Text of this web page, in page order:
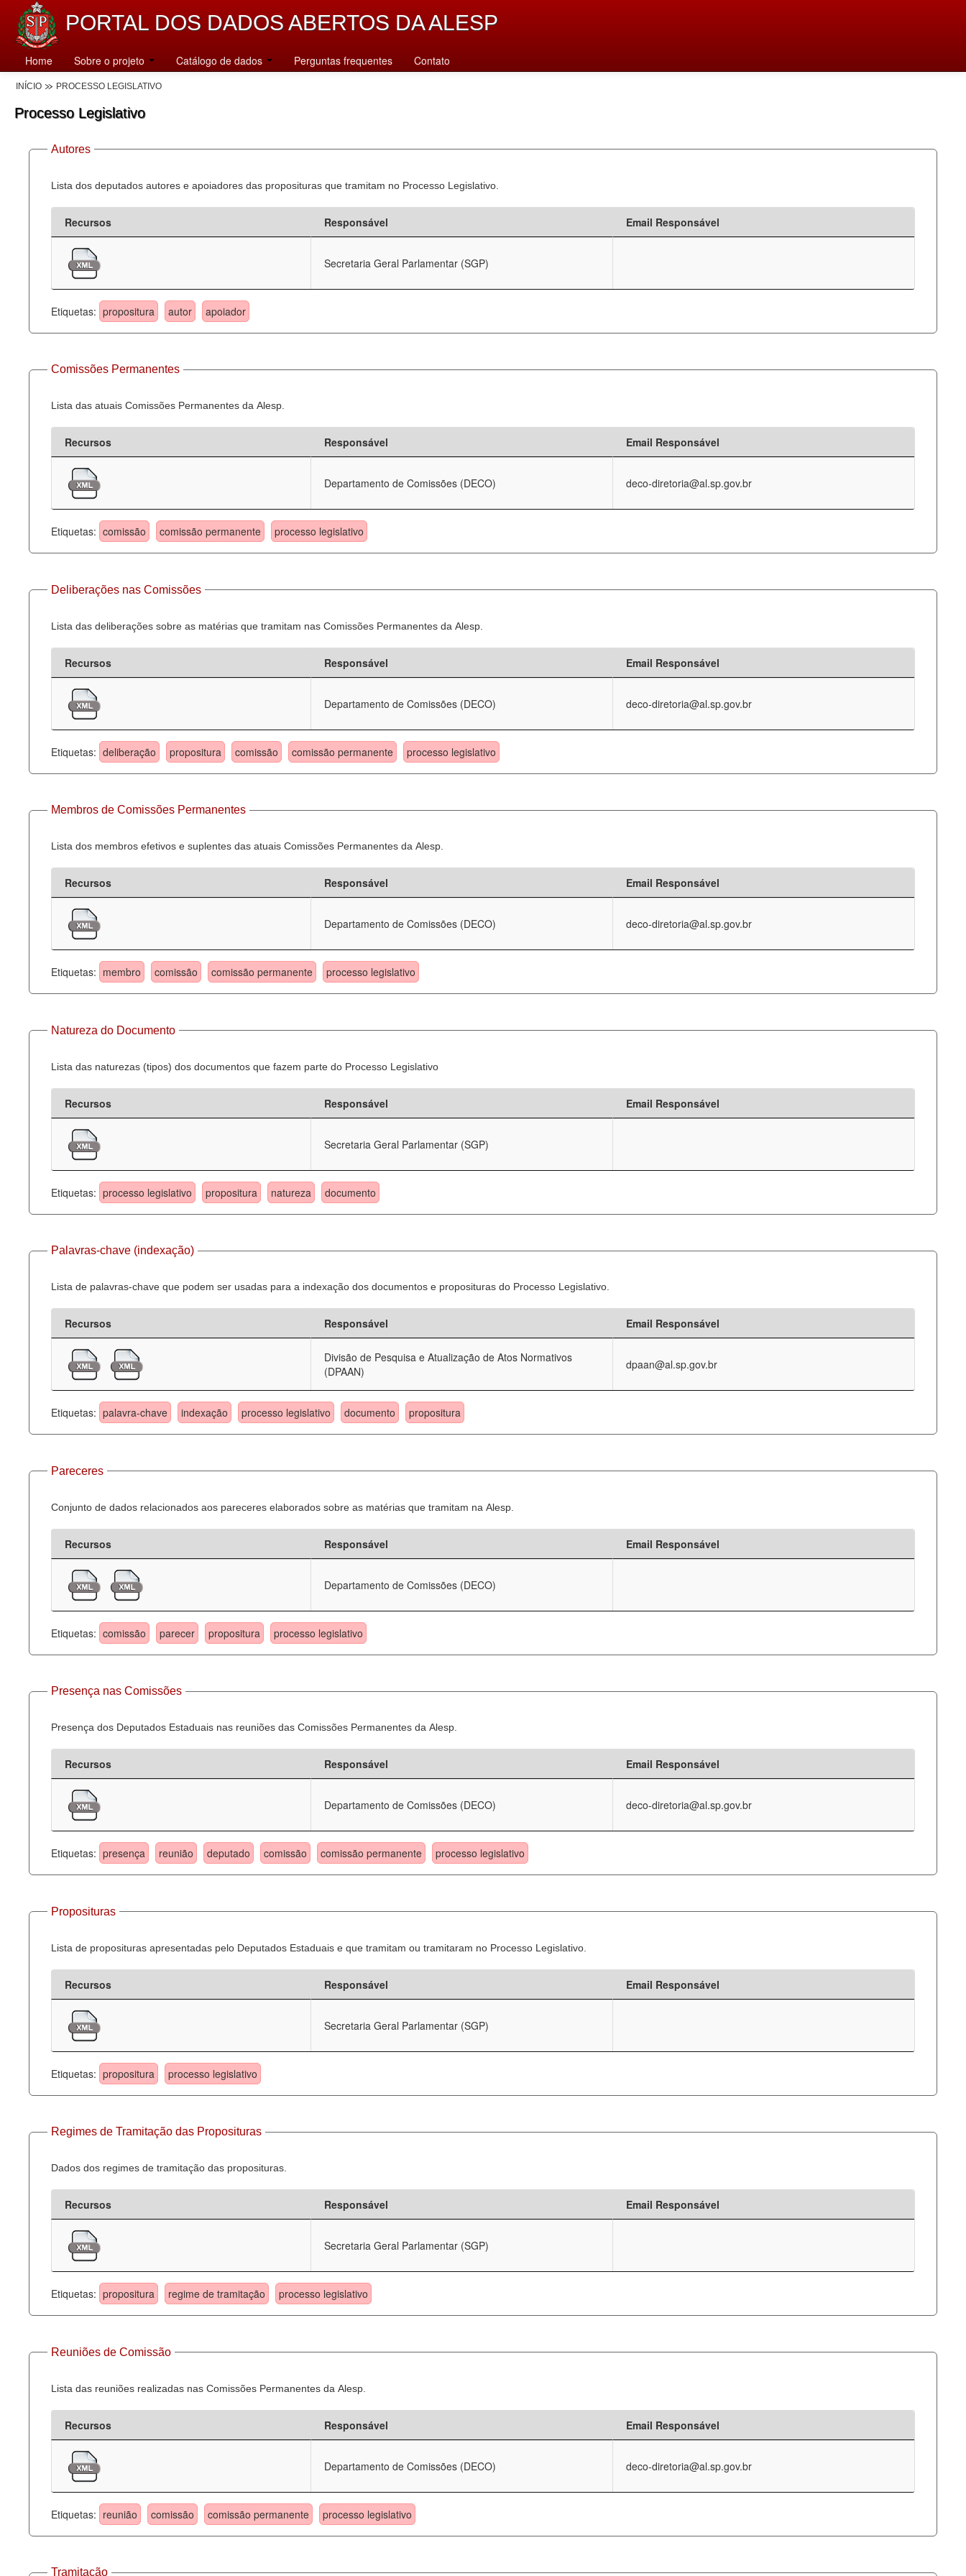
PORTAL DOS DADOS ABERTOS DA ALESP
Home Sobre o projeto Catálogo de dados Perguntas frequentes Contato
INÍCIO PROCESSO LEGISLATIVO
Processo Legislativo
Autores
Lista dos deputados autores e apoiadores das proposituras que tramitam no Processo Legislativo.
Recursos Responsável Email Responsável
Secretaria Geral Parlamentar (SGP)
Etiquetas: propositura autor apoiador
Comissões Permanentes
Lista das atuais Comissões Permanentes da Alesp.
Recursos Responsável Email Responsável
Departamento de Comissões (DECO) deco-diretoria@al.sp.gov.br
Etiquetas: comissão comissão permanente processo legislativo
Deliberações nas Comissões
Lista das deliberações sobre as matérias que tramitam nas Comissões Permanentes da Alesp.
Recursos Responsável Email Responsável
Departamento de Comissões (DECO) deco-diretoria@al.sp.gov.br
Etiquetas: deliberação propositura comissão comissão permanente processo legislativo
Membros de Comissões Permanentes
Lista dos membros efetivos e suplentes das atuais Comissões Permanentes da Alesp.
Recursos Responsável Email Responsável
Departamento de Comissões (DECO) deco-diretoria@al.sp.gov.br
Etiquetas: membro comissão comissão permanente processo legislativo
Natureza do Documento
Lista das naturezas (tipos) dos documentos que fazem parte do Processo Legislativo
Recursos Responsável Email Responsável
Secretaria Geral Parlamentar (SGP)
Etiquetas: processo legislativo propositura natureza documento
Palavras-chave (indexação)
Lista de palavras-chave que podem ser usadas para a indexação dos documentos e proposituras do Processo Legislativo.
Recursos Responsável Email Responsável
Divisão de Pesquisa e Atualização de Atos Normativos
(DPAAN)
dpaan@al.sp.gov.br
Etiquetas: palavra-chave indexação processo legislativo documento propositura
Pareceres
Conjunto de dados relacionados aos pareceres elaborados sobre as matérias que tramitam na Alesp.
Recursos Responsável Email Responsável
Departamento de Comissões (DECO)
Etiquetas: comissão parecer propositura processo legislativo
Presença nas Comissões
Presença dos Deputados Estaduais nas reuniões das Comissões Permanentes da Alesp.
Recursos Responsável Email Responsável
Departamento de Comissões (DECO) deco-diretoria@al.sp.gov.br
Etiquetas: presença reunião deputado comissão comissão permanente processo legislativo
Proposituras
Lista de proposituras apresentadas pelo Deputados Estaduais e que tramitam ou tramitaram no Processo Legislativo.
Recursos Responsável Email Responsável
Secretaria Geral Parlamentar (SGP)
Etiquetas: propositura processo legislativo
Regimes de Tramitação das Proposituras
Dados dos regimes de tramitação das proposituras.
Recursos Responsável Email Responsável
Secretaria Geral Parlamentar (SGP)
Etiquetas: propositura regime de tramitação processo legislativo
Reuniões de Comissão
Lista das reuniões realizadas nas Comissões Permanentes da Alesp.
Recursos Responsável Email Responsável
Departamento de Comissões (DECO) deco-diretoria@al.sp.gov.br
Etiquetas: reunião comissão comissão permanente processo legislativo
Tramitação